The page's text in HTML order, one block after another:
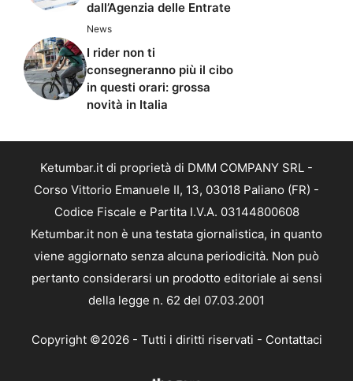
dall’Agenzia delle Entrate
News
I rider non ti
consegneranno più il cibo
in questi orari: grossa
novità in Italia
Ketumbar.it di proprietà di DMM COMPANY SRL -
Corso Vittorio Emanuele II, 13, 03018 Paliano (FR) -
Codice Fiscale e Partita I.V.A. 03144800608
Ketumbar.it non è una testata giornalistica, in quanto
viene aggiornato senza alcuna periodicità. Non può
pertanto considerarsi un prodotto editoriale ai sensi
della legge n. 62 del 07.03.2001
Copyright ©2026 - Tutti i diritti riservati - Contattaci